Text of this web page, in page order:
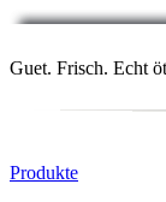
Guet. Frisch. Echt
Produkte